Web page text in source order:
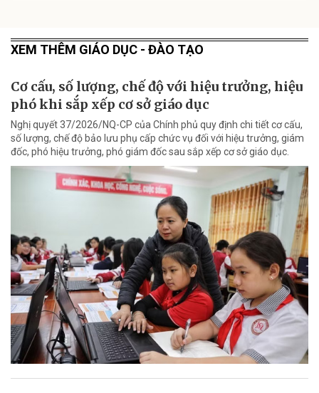
XEM THÊM GIÁO DỤC - ĐÀO TẠO
Cơ cấu, số lượng, chế độ với hiệu trưởng, hiệu
phó khi sắp xếp cơ sở giáo dục
Nghị quyết 37/2026/NQ-CP của Chính phủ quy định chi tiết cơ cấu,
số lượng, chế độ bảo lưu phụ cấp chức vụ đối với hiệu trưởng, giám
đốc, phó hiệu trưởng, phó giám đốc sau sắp xếp cơ sở giáo dục.